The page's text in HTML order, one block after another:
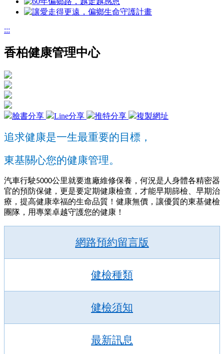
:::
香柏健康管理中心
臉書分享 Line分享 推特分享 複製網址
追求健康是一生最重要的目標，
東基關心您的健康管理。
汽車行駛5000公里就要進廠維修保養，何況是人身體各精密器
官的預防保健，更是要定期健康檢查，才能早期篩檢、早期治
療，提高健康幸福的生命品質！健康無價，讓優質的東基健檢
團隊，用專業卓越守護您的健康！
網路預約留言版
健檢種類
健檢須知
最新訊息